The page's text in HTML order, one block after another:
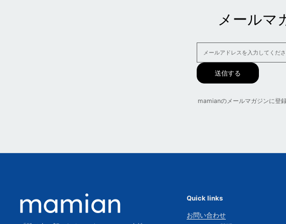
メールマ
送信する
mamianのメールマガジンに登
Quick links
お問い合わせ